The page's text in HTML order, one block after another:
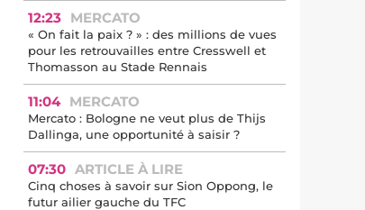
12:23 MERCATO
« On fait la paix ? » : des millions de vues
pour les retrouvailles entre Cresswell et
Thomasson au Stade Rennais
11:04 MERCATO
Mercato : Bologne ne veut plus de Thijs
Dallinga, une opportunité à saisir ?
07:30 ARTICLE À LIRE
Cinq choses à savoir sur Sion Oppong, le
futur ailier gauche du TFC